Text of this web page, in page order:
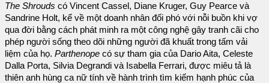
The Shrouds có Vincent Cassel, Diane Kruger, Guy Pearce và
Sandrine Holt, kể về một doanh nhân đối phó với nỗi buồn khi vợ
qua đời bằng cách phát minh ra một công nghệ gây tranh cãi cho
phép người sống theo dõi những người đã khuất trong tấm vải
liệm của họ. Parthenope có sự tham gia của Dario Aita, Celeste
Dalla Porta, Silvia Degrandi và Isabella Ferrari, được miêu tả là
thiên anh hùng ca nữ tính về hành trình tìm kiếm hạnh phúc của